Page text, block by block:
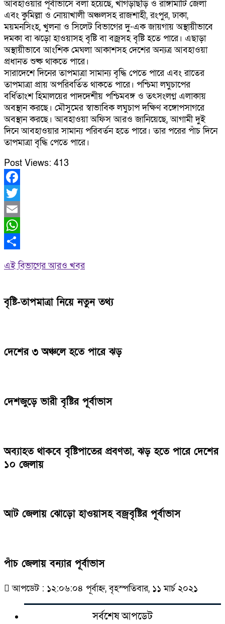
আবহাওয়ার পূর্বাভাসে বলা হয়েছে, খাগড়াছড়ি ও রাঙ্গামাটি জেলা
এবং কুমিল্লা ও নোয়াখালী অঞ্চলসহ রাজশাহী, রংপুর, ঢাকা,
ময়মনসিংহ, খুলনা ও সিলেট বিভাগের দু-এক জায়গায় অস্থায়ীভাবে
দমকা বা ঝড়ো হাওয়াসহ বৃষ্টি বা বজ্রসহ বৃষ্টি হতে পারে। এছাড়া
অস্থায়ীভাবে আংশিক মেঘলা আকাশসহ দেশের অন্যত্র আবহাওয়া
প্রধানত শুষ্ক থাকতে পারে।
সারাদেশে দিনের তাপমাত্রা সামান্য বৃদ্ধি পেতে পারে এবং রাতের
তাপমাত্রা প্রায় অপরিবর্তিত থাকতে পারে। পশ্চিমা লঘুচাপের
বর্ধিতাংশ হিমালয়ের পাদদেশীয় পশ্চিমবঙ্গ ও তৎসংলগ্ন এলাকায়
অবস্থান করছে। মৌসুমের স্বাভাবিক লঘুচাপ দক্ষিণ বঙ্গোপসাগরে
অবস্থান করছে। আবহাওয়া অফিস আরও জানিয়েছে, আগামী দুই
দিনে আবহাওয়ার সামান্য পরিবর্তন হতে পারে। তার পরের পাঁচ দিনে
তাপমাত্রা বৃদ্ধি পেতে পারে।
Post Views: 413
Facebook
Twitter
Email
WhatsApp
এই বিভাগের আরও খবর
বৃষ্টি-তাপমাত্রা নিয়ে নতুন তথ্য
দেশের ৩ অঞ্চলে হতে পারে ঝড়
দেশজুড়ে ভারী বৃষ্টির পূর্বাভাস
অব্যাহত থাকবে বৃষ্টিপাতের প্রবণতা, ঝড় হতে পারে দেশের
১০ জেলায়
আট জেলায় ঝোড়ো হাওয়াসহ বজ্রবৃষ্টির পূর্বাভাস
পাঁচ জেলায় বন্যার পূর্বাভাস
আপডেট : ১২:০৬:০৪ পূর্বাহ্ন, বৃহস্পতিবার, ১১ মার্চ ২০২১
সর্বশেষ আপডেট